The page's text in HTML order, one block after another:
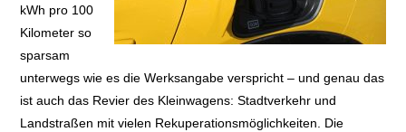
kWh pro 100
Kilometer so
sparsam
unterwegs wie es die Werksangabe verspricht – und genau das
ist auch das Revier des Kleinwagens: Stadtverkehr und
Landstraßen mit vielen Rekuperationsmöglichkeiten. Die